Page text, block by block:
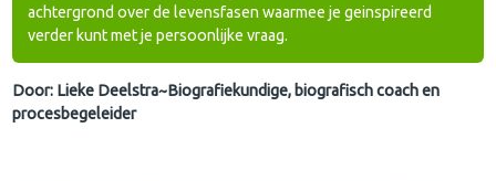
achtergrond over de levensfasen waarmee je geinspireerd
verder kunt met je persoonlijke vraag.
Door: Lieke Deelstra~Biografiekundige, biografisch coach en
procesbegeleider